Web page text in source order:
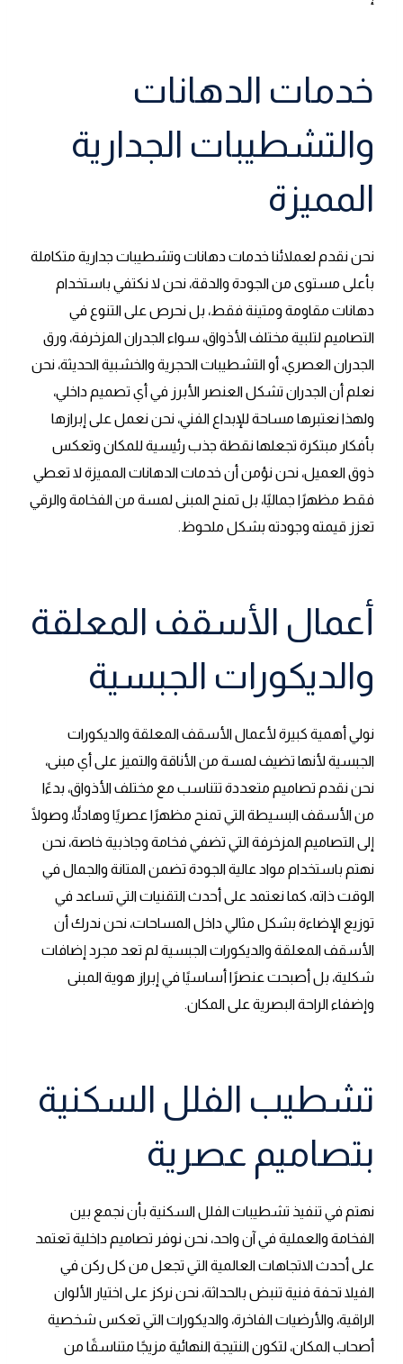
خدمات الدهانات
والتشطيبات الجدارية
المميزة
نحن نقدم لعملائنا خدمات دهانات وتشطيبات جدارية متكاملة
بأعلى مستوى من الجودة والدقة، نحن لا نكتفي باستخدام
دهانات مقاومة ومتينة فقط، بل نحرص على التنوع في
التصاميم لتلبية مختلف الأذواق، سواء الجدران المزخرفة، ورق
الجدران العصري، أو التشطيبات الحجرية والخشبية الحديثة، نحن
نعلم أن الجدران تشكل العنصر الأبرز في أي تصميم داخلي،
ولهذا نعتبرها مساحة للإبداع الفني، نحن نعمل على إبرازها
بأفكار مبتكرة تجعلها نقطة جذب رئيسية للمكان وتعكس
ذوق العميل، نحن نؤمن أن خدمات الدهانات المميزة لا تعطي
فقط مظهرًا جماليًا، بل تمنح المبنى لمسة من الفخامة والرقي
تعزز قيمته وجودته بشكل ملحوظ.
أعمال الأسقف المعلقة
والديكورات الجبسية
نولي أهمية كبيرة لأعمال الأسقف المعلقة والديكورات
الجبسية لأنها تضيف لمسة من الأناقة والتميز على أي مبنى،
نحن نقدم تصاميم متعددة تتناسب مع مختلف الأذواق، بدءًا
من الأسقف البسيطة التي تمنح مظهرًا عصريًا وهادئًا، وصولًا
إلى التصاميم المزخرفة التي تضفي فخامة وجاذبية خاصة، نحن
نهتم باستخدام مواد عالية الجودة تضمن المتانة والجمال في
الوقت ذاته، كما نعتمد على أحدث التقنيات التي تساعد في
توزيع الإضاءة بشكل مثالي داخل المساحات، نحن ندرك أن
الأسقف المعلقة والديكورات الجبسية لم تعد مجرد إضافات
شكلية، بل أصبحت عنصرًا أساسيًا في إبراز هوية المبنى
وإضفاء الراحة البصرية على المكان.
تشطيب الفلل السكنية
بتصاميم عصرية
نهتم في تنفيذ تشطيبات الفلل السكنية بأن نجمع بين
الفخامة والعملية في آن واحد، نحن نوفر تصاميم داخلية تعتمد
على أحدث الاتجاهات العالمية التي تجعل من كل ركن في
الفيلا تحفة فنية تنبض بالحداثة، نحن نركز على اختيار الألوان
الراقية، والأرضيات الفاخرة، والديكورات التي تعكس شخصية
أصحاب المكان، لتكون النتيجة النهائية مزيجًا متناسقًا من